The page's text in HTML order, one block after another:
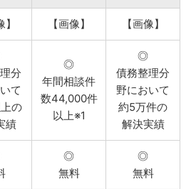
】 【画像】 【画像】
分
て
の
績
◎
年間相談件
数44,000件
以上※1
◎
債務整理分
野において
約5万件の
解決実績
◎
無料
◎
無料